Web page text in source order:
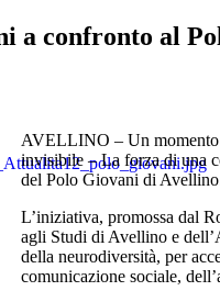
a confronto al
AVELLINO – Un momento
invisibile – La forza di una
del Polo Giovani di
L’iniziativa, promossa dal
agli Studi di Avellino e
della neurodiversità, per
comunicazione sociale,